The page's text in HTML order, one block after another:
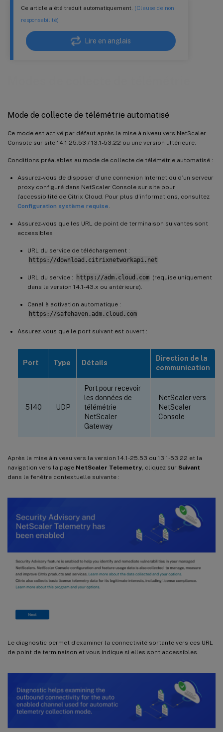
Ce article a été traduit automatiquement. (Clause de non
responsabilité)
Lire en anglais
Mode de collecte de télémétrie automatisé
Ce mode est activé par défaut après la mise à niveau vers NetScaler
Console sur site 14.1 25.53 / 13.1-53.22 ou une version ultérieure.
Conditions préalables au mode de collecte de télémétrie automatisé :
Assurez-vous de disposer d’une connexion Internet ou d’un serveur
proxy configuré dans NetScaler Console sur site pour
l’accessibilité de Citrix Cloud. Pour plus d’informations, consultez
Configuration système requise
Assurez-vous que les URL de point de terminaison suivantes sont
accessibles :
URL du service de téléchargement :
https://download.citrixnetworkapi.net
URL du service : https://adm.cloud.com (requise uniquement
dans la version 14.1-43.x ou antérieure).
Canal à activation automatique :
https://safehaven.adm.cloud.com
Assurez-vous que le port suivant est ouvert :
Port Type Détails
Direction de la
communication
5140 UDP
Port pour recevoir
les données de
télémétrie
NetScaler
Gateway
NetScaler vers
NetScaler
Console
Après la mise à niveau vers la version 14.1-25.53 ou 13.1-53.22 et la
navigation vers la page NetScaler Telemetry , cliquez sur Suivant
dans la fenêtre contextuelle suivante :
Le diagnostic permet d’examiner la connectivité sortante vers ces URL
de point de terminaison et vous indique si elles sont accessibles.